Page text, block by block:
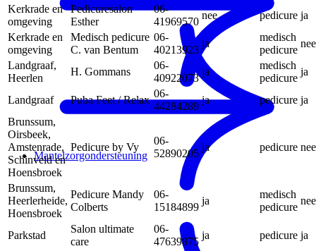
Mantelzorgondersteuning
Kerkrade en
omgeving
Pedicuresalon
Esther
06-
41969570
nee pedicure ja
Kerkrade en
omgeving
Medisch pedicure
C. van Bentum
06-
40213923
ja
medisch
pedicure
nee
Landgraaf,
Heerlen
H. Gommans
06-
40922073
ja
medisch
pedicure
ja
Landgraaf Puba Feet / Relax
06-
44284289
ja pedicure ja
Brunssum,
Oirsbeek,
Amstenrade,
Schinveld en
Hoensbroek
Pedicure by Vy
06-
52890205
ja pedicure nee
Brunssum,
Heerlerheide,
Hoensbroek
Pedicure Mandy
Colberts
06-
15184899
ja
medisch
pedicure
nee
Parkstad
Salon ultimate
care
06-
47639875
ja pedicure ja